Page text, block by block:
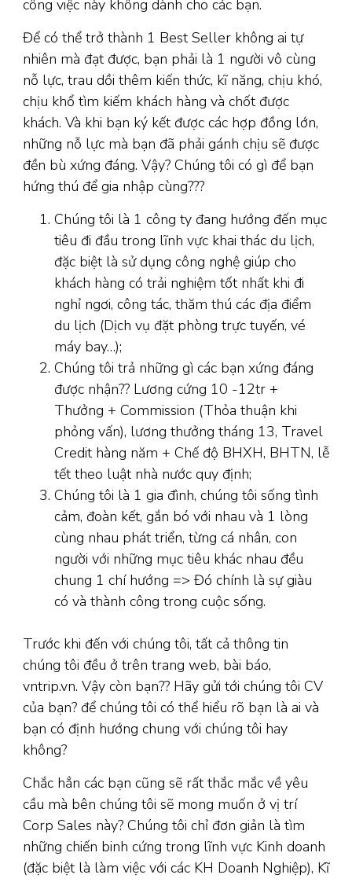
công việc này không dành cho các bạn.
Để có thể trở thành 1 Best Seller không ai tự
nhiên mà đạt được, bạn phải là 1 người vô cùng
nỗ lực, trau dồi thêm kiến thức, kĩ năng, chịu khó,
chịu khổ tìm kiếm khách hàng và chốt được
khách. Và khi bạn ký kết được các hợp đồng lớn,
những nỗ lực mà bạn đã phải gánh chịu sẽ được
đền bù xứng đáng. Vậy? Chúng tôi có gì để bạn
hứng thú để gia nhập cùng???
Chúng tôi là 1 công ty đang hướng đến mục
tiêu đi đầu trong lĩnh vực khai thác du lịch,
đặc biệt là sử dụng công nghệ giúp cho
khách hàng có trải nghiệm tốt nhất khi đi
nghỉ ngơi, công tác, thăm thú các địa điểm
du lịch (Dịch vụ đặt phòng trực tuyến, vé
máy bay…);
Chúng tôi trả những gì các bạn xứng đáng
được nhận?? Lương cứng 10 -12tr +
Thưởng + Commission (Thỏa thuận khi
phỏng vấn), lương thưởng tháng 13, Travel
Credit hàng năm + Chế độ BHXH, BHTN, lễ
tết theo luật nhà nước quy định;
Chúng tôi là 1 gia đình, chúng tôi sống tình
cảm, đoàn kết, gắn bó với nhau và 1 lòng
cùng nhau phát triển, từng cá nhân, con
người với những mục tiêu khác nhau đều
chung 1 chí hướng => Đó chính là sự giàu
có và thành công trong cuộc sống.
Trước khi đến với chúng tôi, tất cả thông tin
chúng tôi đều ở trên trang web, bài báo,
vntrip.vn. Vậy còn bạn?? Hãy gửi tới chúng tôi CV
của bạn? để chúng tôi có thể hiểu rõ bạn là ai và
bạn có định hướng chung với chúng tôi hay
không?
Chắc hẳn các bạn cũng sẽ rất thắc mắc về yêu
cầu mà bên chúng tôi sẽ mong muốn ở vị trí
Corp Sales này? Chúng tôi chỉ đơn giản là tìm
những chiến binh cứng trong lĩnh vực Kinh doanh
(đặc biệt là làm việc với các KH Doanh Nghiệp), Kĩ